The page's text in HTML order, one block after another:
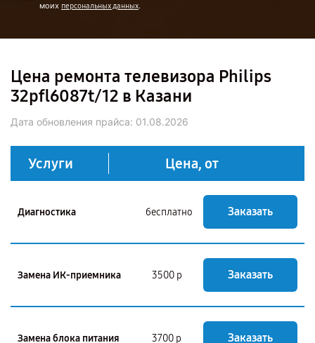
моих персональных данных.
Цена ремонта телевизора Philips
32pfl6087t/12 в Казани
Дата обновления прайса: 01.08.2026
Услуги Цена, от
Диагностика бесплатно Заказать
Замена ИК-приемника 3500 р Заказать
Замена блока питания 3700 р Заказать